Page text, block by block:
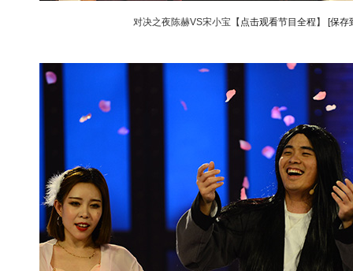
对决之夜陈赫VS宋小宝【 点击观看节目全程 】 [保存